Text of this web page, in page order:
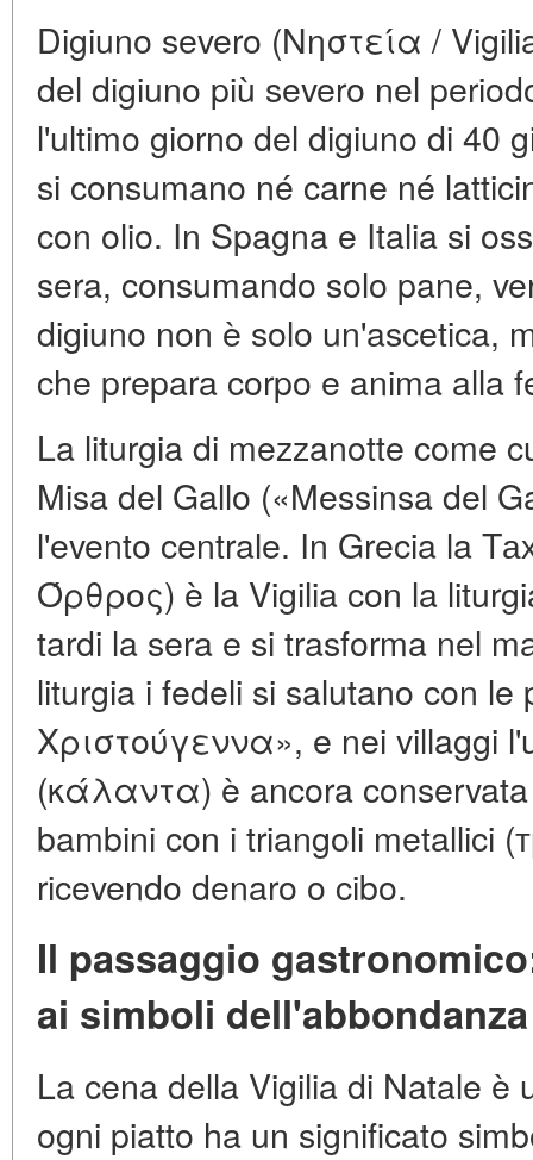
Digiuno severo (Νηστεία /
del digiuno più severo nel
l'ultimo giorno del digiuno di 40
si consumano né carne né
con olio. In Spagna e Italia si
sera, consumando solo pane,
digiuno non è solo un'ascetica,
che prepara corpo e anima alla
La liturgia di mezzanotte come
Misa del Gallo («Messinsa del
l'evento centrale. In Grecia la
Όρθρος) è la Vigilia con la
tardi la sera e si trasforma nel
liturgia i fedeli si salutano con
Χριστούγεννα», e nei villaggi
(κάλαντα) è ancora
bambini con i triangoli metallici
ricevendo denaro o cibo.
Il passaggio
ai simboli dell'abbondanza
La cena della Vigilia di Natale è
ogni piatto ha un significato